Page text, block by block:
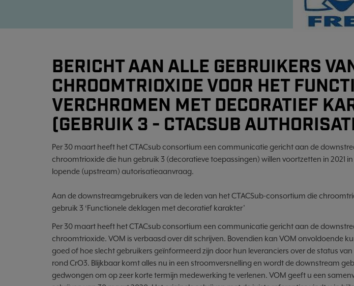
BERICHT AAN ALLE GEBRUIKERS
CHROOMTRIOXIDE VOOR HET
VERCHROMEN MET DECORATIEF
(GEBRUIK 3 - CTACSUB
Per 30 maart heeft het CTACsub consortium een communicatie gericht aan de
chroomtrioxide die hun gebruik 3 (decoratieve toepassingen) willen voortzetten in 2021
lopende (upstream) autorisatieaanvraag.
Aan de downstreamgebruikers van de leden van het CTACSub-consortium die
gebruik 3 ‘Functionele deklagen met decoratief karakter’
Per 30 maart heeft het CTACsub consortium een communicatie gericht aan de
chroomtrioxide. VOM is verbaasd over dit schrijven. Bovendien kan VOM onvoldoende
goed of hoe slecht gebruikers geïnformeerd zijn door hun leveranciers over de status
rond CrO3. Blijkbaar komt alles nu in een stroomversnelling en wordt de downstream
gedwongen om op zeer korte termijn medewerking te verlenen. VOM geeft u een